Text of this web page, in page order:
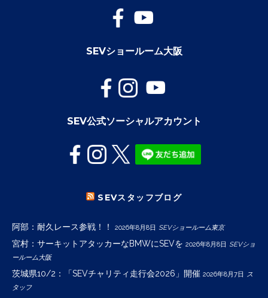
SEVショールーム大阪
SEV公式ソーシャルアカウント
SEVスタッフブログ
阿部：耐久レース参戦！！ 2026年8月8日 SEVショールーム東京
宮村：サーキットアタッカーなBMWにSEVを 2026年8月8日 SEVショ
ールーム大阪
茨城県10/2：「SEVチャリティ走行会2026」開催 2026年8月7日 ス
タッフ